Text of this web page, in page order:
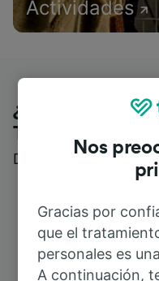
Actividades
¿Qué piensan
Trainline?
Descubre reseñas
Nos
Gracias por
que el
personales es
A continuación,